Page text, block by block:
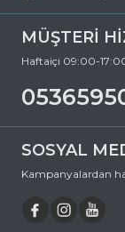
MÜŞTERİ
Haftaiçi 09:00-
SOSYAL
Kampanyalardan